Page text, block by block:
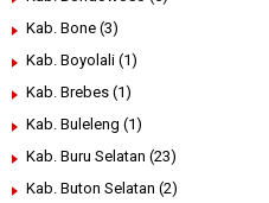
Kab. Bone (3)
Kab. Boyolali (1)
Kab. Brebes (1)
Kab. Buleleng (1)
Kab. Buru Selatan (23)
Kab. Buton Selatan (2)